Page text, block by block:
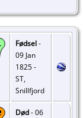
Fødsel-
09 Jan
1825 -
ST,
Snillfjord
Død- 06